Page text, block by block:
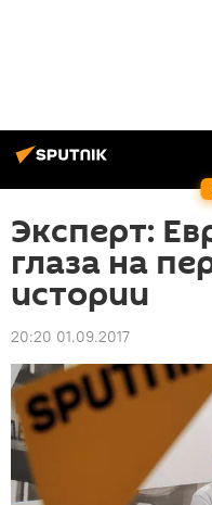
Эксперт:
глаза на
истории
20:20 01.09.2017